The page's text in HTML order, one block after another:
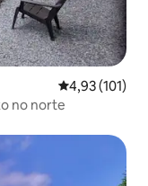
4,93 de uma
4,93 (101)
no norte